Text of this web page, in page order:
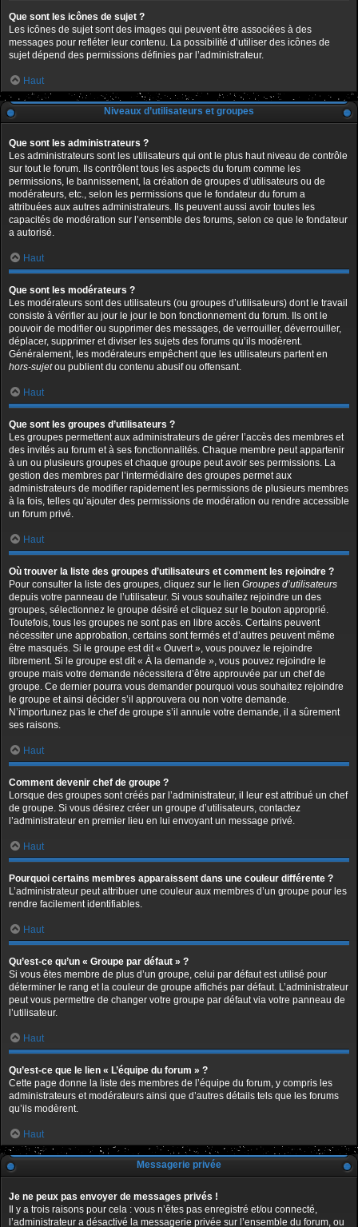
Que sont les icônes de sujet ?
Les icônes de sujet sont des images qui peuvent être associées à des
messages pour refléter leur contenu. La possibilité d’utiliser des icônes de
sujet dépend des permissions définies par l’administrateur.
Haut
Niveaux d’utilisateurs et groupes
Que sont les administrateurs ?
Les administrateurs sont les utilisateurs qui ont le plus haut niveau de contrôle
sur tout le forum. Ils contrôlent tous les aspects du forum comme les
permissions, le bannissement, la création de groupes d’utilisateurs ou de
modérateurs, etc., selon les permissions que le fondateur du forum a
attribuées aux autres administrateurs. Ils peuvent aussi avoir toutes les
capacités de modération sur l’ensemble des forums, selon ce que le fondateur
a autorisé.
Haut
Que sont les modérateurs ?
Les modérateurs sont des utilisateurs (ou groupes d’utilisateurs) dont le travail
consiste à vérifier au jour le jour le bon fonctionnement du forum. Ils ont le
pouvoir de modifier ou supprimer des messages, de verrouiller, déverrouiller,
déplacer, supprimer et diviser les sujets des forums qu’ils modèrent.
Généralement, les modérateurs empêchent que les utilisateurs partent en
hors-sujetou publient du contenu abusif ou offensant.
Haut
Que sont les groupes d’utilisateurs ?
Les groupes permettent aux administrateurs de gérer l’accès des membres et
des invités au forum et à ses fonctionnalités. Chaque membre peut appartenir
à un ou plusieurs groupes et chaque groupe peut avoir ses permissions. La
gestion des membres par l’intermédiaire des groupes permet aux
administrateurs de modifier rapidement les permissions de plusieurs membres
à la fois, telles qu’ajouter des permissions de modération ou rendre accessible
un forum privé.
Haut
Où trouver la liste des groupes d’utilisateurs et comment les rejoindre ?
Pour consulter la liste des groupes, cliquez sur le lien Groupes d’utilisateurs
depuis votre panneau de l’utilisateur. Si vous souhaitez rejoindre un des
groupes, sélectionnez le groupe désiré et cliquez sur le bouton approprié.
Toutefois, tous les groupes ne sont pas en libre accès. Certains peuvent
nécessiter une approbation, certains sont fermés et d’autres peuvent même
être masqués. Si le groupe est dit « Ouvert », vous pouvez le rejoindre
librement. Si le groupe est dit « À la demande », vous pouvez rejoindre le
groupe mais votre demande nécessitera d’être approuvée par un chef de
groupe. Ce dernier pourra vous demander pourquoi vous souhaitez rejoindre
le groupe et ainsi décider s’il approuvera ou non votre demande.
N’importunez pas le chef de groupe s’il annule votre demande, il a sûrement
ses raisons.
Haut
Comment devenir chef de groupe ?
Lorsque des groupes sont créés par l’administrateur, il leur est attribué un chef
de groupe. Si vous désirez créer un groupe d’utilisateurs, contactez
l’administrateur en premier lieu en lui envoyant un message privé.
Haut
Pourquoi certains membres apparaissent dans une couleur différente ?
L’administrateur peut attribuer une couleur aux membres d’un groupe pour les
rendre facilement identifiables.
Haut
Qu’est-ce qu’un « Groupe par défaut » ?
Si vous êtes membre de plus d’un groupe, celui par défaut est utilisé pour
déterminer le rang et la couleur de groupe affichés par défaut. L’administrateur
peut vous permettre de changer votre groupe par défaut via votre panneau de
l’utilisateur.
Haut
Qu’est-ce que le lien « L’équipe du forum » ?
Cette page donne la liste des membres de l’équipe du forum, y compris les
administrateurs et modérateurs ainsi que d’autres détails tels que les forums
qu’ils modèrent.
Haut
Messagerie privée
Je ne peux pas envoyer de messages privés !
Il y a trois raisons pour cela : vous n’êtes pas enregistré et/ou connecté,
l’administrateur a désactivé la messagerie privée sur l’ensemble du forum, ou